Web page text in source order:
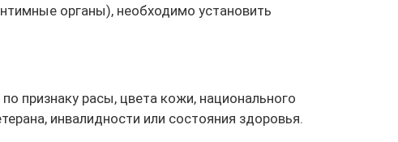
органы), необходимо установить
признаку расы, цвета кожи, национального
инвалидности или состояния здоровья.